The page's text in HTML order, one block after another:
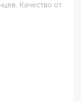
Качество от